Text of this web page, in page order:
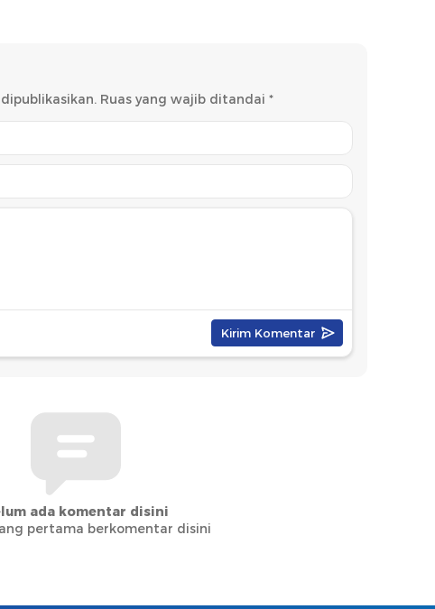
Ruas yang wajib ditandai *
ada komentar disini
pertama berkomentar disini